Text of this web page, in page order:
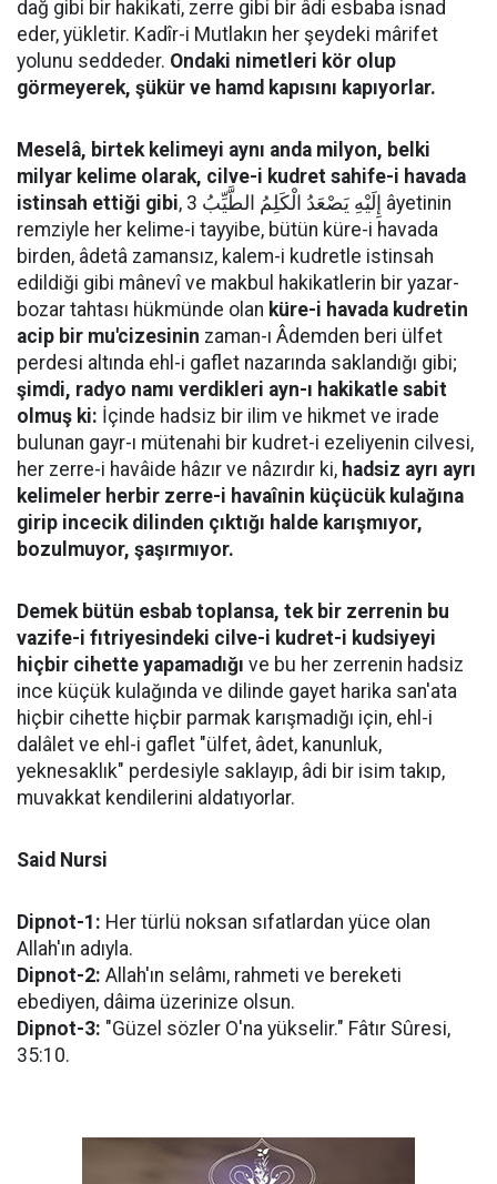
dağ gibi bir hakikati, zerre gibi bir âdi esbaba isnad
eder, yükletir. Kadîr-i Mutlakın her şeydeki mârifet
yolunu seddeder. Ondaki nimetleri kör olup
görmeyerek, şükür ve hamd kapısını kapıyorlar.
Meselâ, birtek kelimeyi aynı anda milyon, belki
milyar kelime olarak, cilve-i kudret sahife-i havada
istinsah ettiği gibi, إِلَيْهِ يَصْعَدُ الْكَلِمُ الطَّيِّبُ 3 âyetinin
remziyle her kelime-i tayyibe, bütün küre-i havada
birden, âdetâ zamansız, kalem-i kudretle istinsah
edildiği gibi mânevî ve makbul hakikatlerin bir yazar-
bozar tahtası hükmünde olan küre-i havada kudretin
acip bir mu'cizesinin zaman-ı Âdemden beri ülfet
perdesi altında ehl-i gaflet nazarında saklandığı gibi;
şimdi, radyo namı verdikleri ayn-ı hakikatle sabit
olmuş ki: İçinde hadsiz bir ilim ve hikmet ve irade
bulunan gayr-ı mütenahi bir kudret-i ezeliyenin cilvesi,
her zerre-i havâide hâzır ve nâzırdır ki, hadsiz ayrı ayrı
kelimeler herbir zerre-i havaînin küçücük kulağına
girip incecik dilinden çıktığı halde karışmıyor,
bozulmuyor, şaşırmıyor.
Demek bütün esbab toplansa, tek bir zerrenin bu
vazife-i fıtriyesindeki cilve-i kudret-i kudsiyeyi
hiçbir cihette yapamadığı ve bu her zerrenin hadsiz
ince küçük kulağında ve dilinde gayet harika san'ata
hiçbir cihette hiçbir parmak karışmadığı için, ehl-i
dalâlet ve ehl-i gaflet "ülfet, âdet, kanunluk,
yeknesaklık" perdesiyle saklayıp, âdi bir isim takıp,
muvakkat kendilerini aldatıyorlar.
Said Nursi
Dipnot-1: Her türlü noksan sıfatlardan yüce olan
Allah'ın adıyla.
Dipnot-2: Allah'ın selâmı, rahmeti ve bereketi
ebediyen, dâima üzerinize olsun.
Dipnot-3: "Güzel sözler O'na yükselir." Fâtır Sûresi,
35:10.